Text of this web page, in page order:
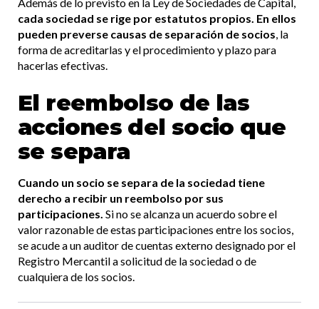
cada sociedad se rige por estatutos propios. En ellos
pueden preverse causas de separación de socios, la
forma de acreditarlas y el procedimiento y plazo para
hacerlas efectivas.
El reembolso de las
acciones del socio que
se separa
Cuando un socio se separa de la sociedad tiene
derecho a recibir un reembolso por sus
participaciones. Si no se alcanza un acuerdo sobre el
valor razonable de estas participaciones entre los socios,
se acude a un auditor de cuentas externo designado por el
Registro Mercantil a solicitud de la sociedad o de
cualquiera de los socios.